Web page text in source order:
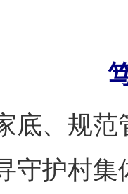
、规范
守护村集